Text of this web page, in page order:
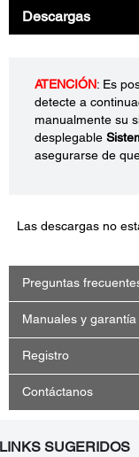
Descargas
ATENCIÓN: Es
detecte a
manualmente su
desplegable
asegurarse de
Las descargas no
Preguntas
Manuales y garantía
Registro
Contáctanos
LINKS SUGERIDOS